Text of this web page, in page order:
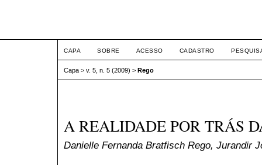
CAPA SOBRE ACESSO CADASTRO
Capa > v. 5, n. 5 (2009) > Rego
A REALIDADE POR TRÁS
Danielle Fernanda Bratfisch Rego, Jurandir